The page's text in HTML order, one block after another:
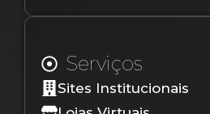
Serviços
Sites Institucionais